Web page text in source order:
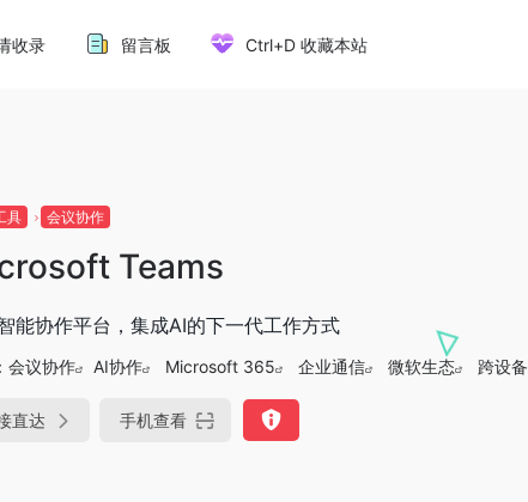
收录 留言板 Ctrl+D 收藏本站
具 会议协作
Teams
能协作平台，集成AI的下一代工作方式
会议协作 AI协作 Microsoft 365 企业通信 微软生态 跨设备
直达 手机查看